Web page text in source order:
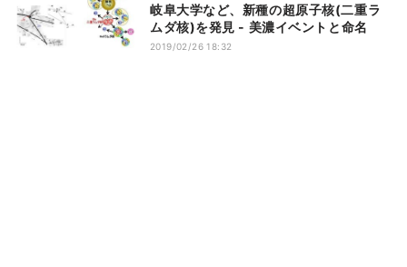
岐阜大学など、新種の超原子核(二重ラ
ムダ核)を発見 - 美濃イベントと命名
2019/02/26 18:32